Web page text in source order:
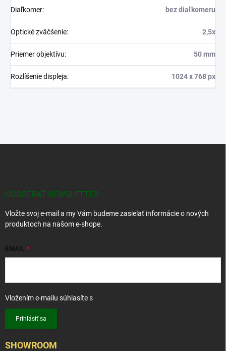
Diaľkomer: bez diaľkomeru
Optické zväčšenie: 2,5x
Priemer objektívu: 50 mm
Rozlíšenie displeja: 1024 x 768 px
ODOBERAŤ NEWSLETTER
Vložte svoj e-mail a my Vám budeme zasielať informácie o nových
produktoch na našom e-shope.
EMAIL
Vložením e-mailu súhlasíte s
Prihlásiť sa
SHOWROOM